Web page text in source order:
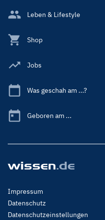
Leben & Lifestyle
Shop
Jobs
Was geschah am ...?
Geboren am ...
Footer
Menu
Legal
Impressum
Datenschutz
Datenschutzeinstellungen